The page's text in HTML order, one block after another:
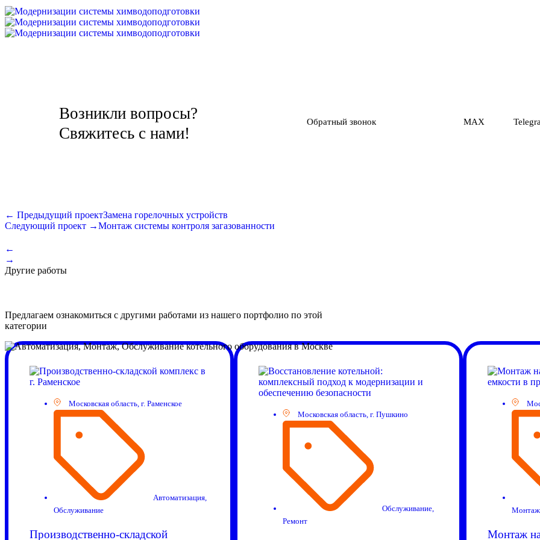
Возникли вопросы?
Свяжитесь с нами!
Обратный звонок MAX
← Предыдущий проектЗамена горелочных устройств
Следующий проект →Монтаж системы контроля загазованности
←
→
Другие работы
Предлагаем ознакомиться с другими работами из нашего портфолио по этой
категории
Московская область, г. Раменское
Автоматизация,
Обслуживание
Производственно-складской
Московская область, г. Пушкино
Обслуживание,
Ремонт
Монтаж
Монтаж